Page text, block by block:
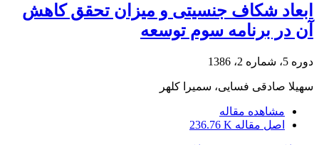
ابعاد شکاف جنسیتی و میزان تحقق کاهش
آن در برنامه سوم توسعه
دوره 5، شماره 2، 1386
سهیلا صادقی فسایی، سمیرا کلهر
مشاهده مقاله
اصل مقاله 236.76 K